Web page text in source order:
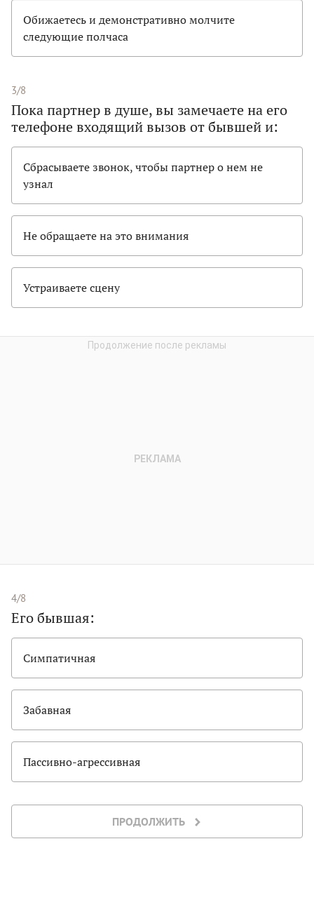
Обижаетесь и демонстративно молчите
следующие полчаса
3/8
Пока партнер в душе, вы замечаете на его
телефоне входящий вызов от бывшей и:
Сбрасываете звонок, чтобы партнер о нем не
узнал
Не обращаете на это внимания
Устраиваете сцену
4/8
Его бывшая:
Симпатичная
Забавная
Пассивно-агрессивная
ПРОДОЛЖИТЬ